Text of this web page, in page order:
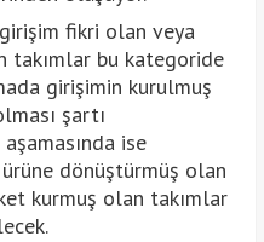
fikri olan veya
takımlar bu kategoride
girişimin kurulmuş
şartı
ise
dönüştürmüş olan
kurmuş olan takımlar